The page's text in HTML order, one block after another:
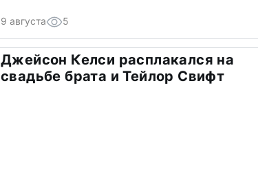
9 августа 5
Джейсон Келси расплакался на
свадьбе брата и Тейлор Свифт